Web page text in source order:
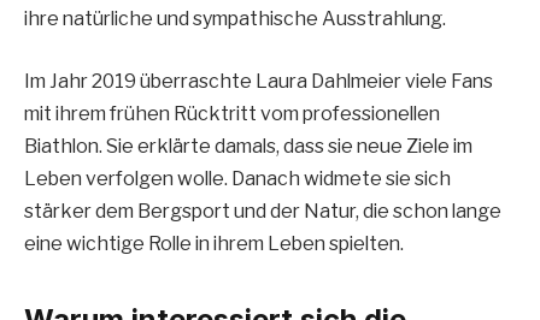
ihre natürliche und sympathische Ausstrahlung.
Im Jahr 2019 überraschte Laura Dahlmeier viele Fans
mit ihrem frühen Rücktritt vom professionellen
Biathlon. Sie erklärte damals, dass sie neue Ziele im
Leben verfolgen wolle. Danach widmete sie sich
stärker dem Bergsport und der Natur, die schon lange
eine wichtige Rolle in ihrem Leben spielten.